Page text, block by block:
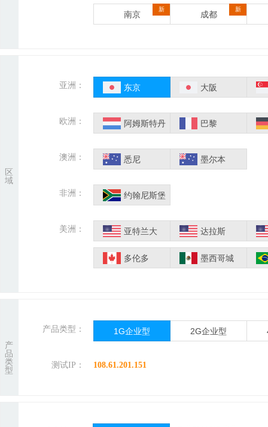
南京
新
成都
新
区
域
亚洲： 东京 大阪
欧洲： 阿姆斯特丹 巴黎
澳洲： 悉尼 墨尔本
非洲： 约翰尼斯堡
美洲： 亚特兰大 达拉斯
多伦多 墨西哥城
产
品
类
型
产品类型： 1G企业型 2G企业型
测试IP： 108.61.201.151